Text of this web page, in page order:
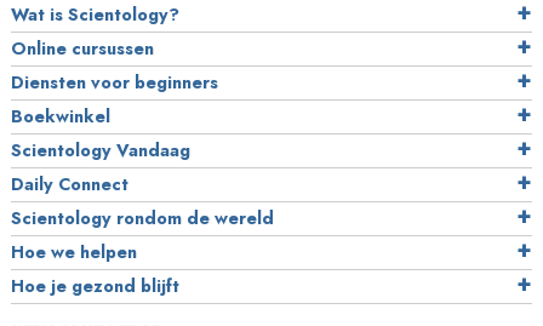
Wat is Scientology?
Online cursussen
Diensten voor beginners
Boekwinkel
Scientology Vandaag
Daily Connect
Scientology rondom de wereld
Hoe we helpen
Hoe je gezond blijft